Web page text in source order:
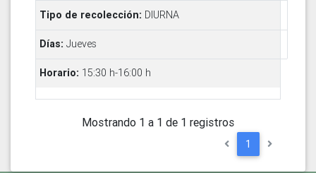
DIURNA
Jueves
15:30 h-16:00 h
Mostrando 1 a 1 de 1 registros
1